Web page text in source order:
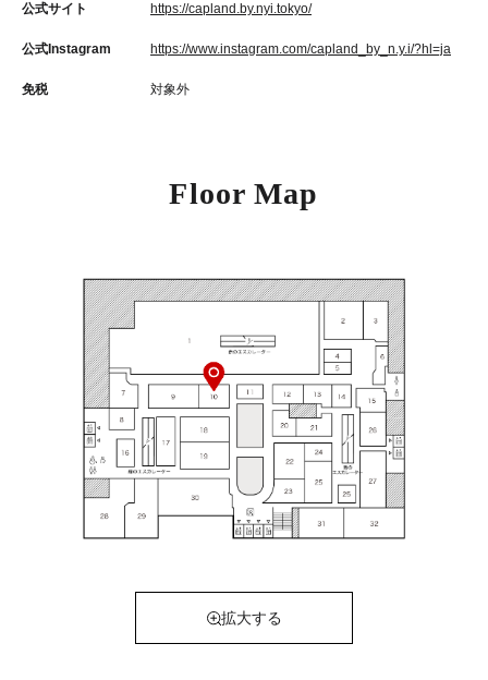
公式サイト https://capland.by.nyi.tokyo/
公式Instagram https://www.instagram.com/capland_by_n.y.i/?hl=ja
免税 対象外
Floor Map
拡大する